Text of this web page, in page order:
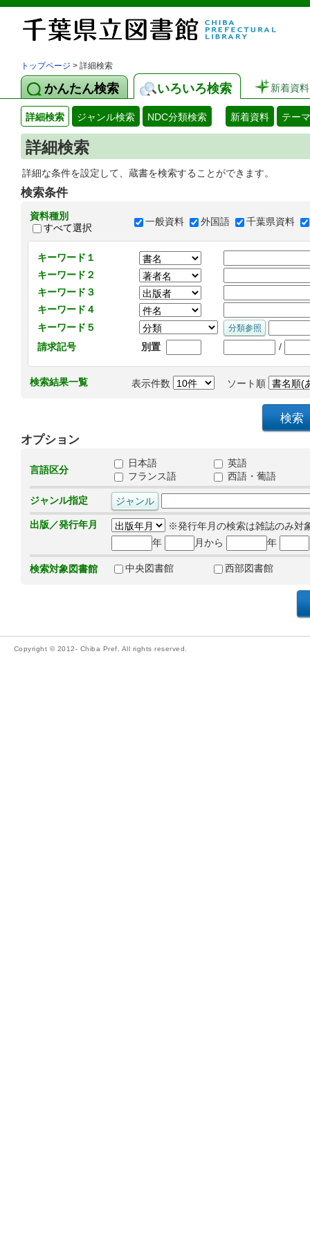
トップページ > 詳細検索
かんたん検索 いろいろ検索 新着資料
詳細検索 ジャンル検索 NDC分類検索 新着資料 テー
詳細検索
詳細な条件を設定して、蔵書を検索することができます。
検索条件
資料種別
すべて選択
一般資料 外国語 千葉県資料
キーワード１
キーワード２
キーワード３
キーワード４
キーワード５
請求記号
別置 /
検索結果一覧 表示件数 ソート順
オプション
言語区分
日本語
英語
フランス語
西語・葡語
ジャンル指定
出版／発行年月
※発行年月の検索は雑誌のみ対
年
月から 年
検索対象図書館 中央図書館 西部図書館
Copyright © 2012- Chiba Pref. All rights reserved.